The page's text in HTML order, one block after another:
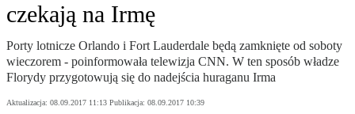
czekają na Irmę
Porty lotnicze Orlando i Fort Lauderdale będą zamknięte od soboty
wieczorem - poinformowała telewizja CNN. W ten sposób władze
Florydy przygotowują się do nadejścia huraganu Irma
Aktualizacja: 08.09.2017 11:13 Publikacja: 08.09.2017 10:39